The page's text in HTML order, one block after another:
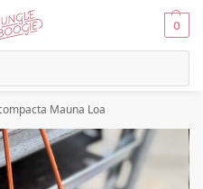
0
Mauna Loa